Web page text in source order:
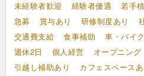
未経験者歓迎 経験者優遇 若手
急募
賞与あり 研修制度あり
交通費支給
食事補助 車・バイ
週休2日
個人経営 オープニング
引越し補助あり
カフェスペースあ